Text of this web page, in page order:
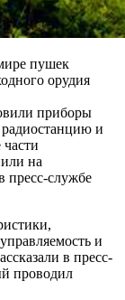
пушек
орудия
приборы
радиостанцию и
на
пресс-службе
и
в пресс-
проводил